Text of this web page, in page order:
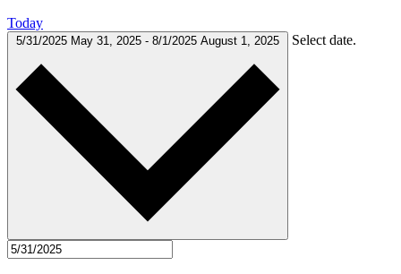
Today
5/31/2025 May 31, 2025 - 8/1/2025 August 1, 2025 Select date.